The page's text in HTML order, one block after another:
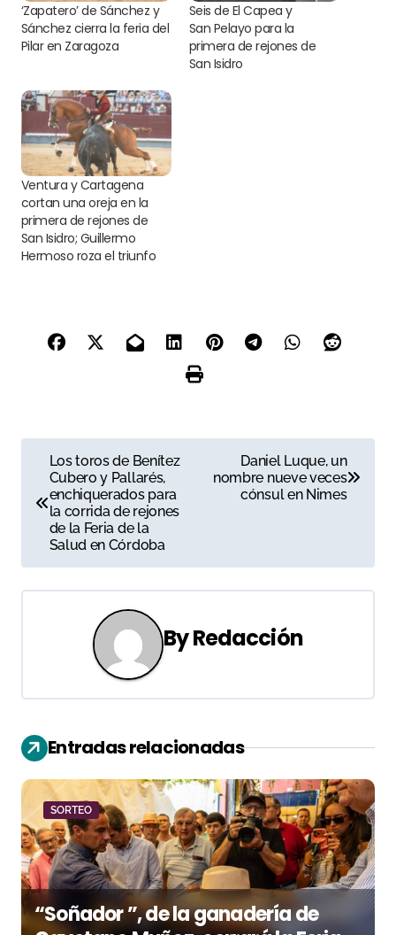
‘Zapatero’ de Sánchez y
Sánchez cierra la feria del
Pilar en Zaragoza
Seis de El Capea y
San Pelayo para la
primera de rejones de
San Isidro
Ventura y Cartagena
cortan una oreja en la
primera de rejones de
San Isidro; Guillermo
Hermoso roza el triunfo
a
e
g
i
ó
n
d
e
e
Los toros de Benítez
Cubero y Pallarés,
enchiquerados para
la corrida de rejones
de la Feria de la
Salud en Córdoba
Daniel Luque, un
nombre nueve veces
cónsul en Nimes
ByRedacción
Entradas relacionadas
SORTEO
“Soñador ”, de la ganadería de